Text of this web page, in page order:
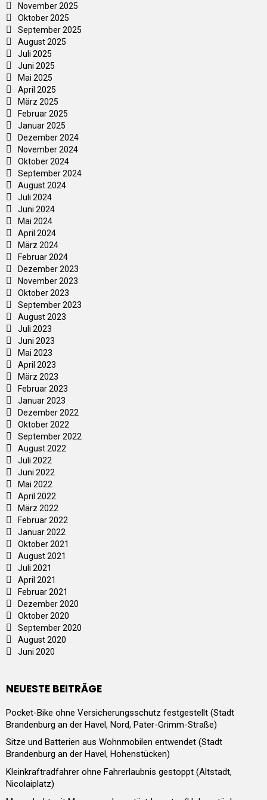
November 2025
Oktober 2025
September 2025
August 2025
Juli 2025
Juni 2025
Mai 2025
April 2025
März 2025
Februar 2025
Januar 2025
Dezember 2024
November 2024
Oktober 2024
September 2024
August 2024
Juli 2024
Juni 2024
Mai 2024
April 2024
März 2024
Februar 2024
Dezember 2023
November 2023
Oktober 2023
September 2023
August 2023
Juli 2023
Juni 2023
Mai 2023
April 2023
März 2023
Februar 2023
Januar 2023
Dezember 2022
Oktober 2022
September 2022
August 2022
Juli 2022
Juni 2022
Mai 2022
April 2022
März 2022
Februar 2022
Januar 2022
Oktober 2021
August 2021
Juli 2021
April 2021
Februar 2021
Dezember 2020
Oktober 2020
September 2020
August 2020
Juni 2020
NEUESTE BEITRÄGE
Pocket-Bike ohne Versicherungsschutz festgestellt (Stadt
Brandenburg an der Havel, Nord, Pater-Grimm-Straße)
Sitze und Batterien aus Wohnmobilen entwendet (Stadt
Brandenburg an der Havel, Hohenstücken)
Kleinkraftradfahrer ohne Fahrerlaubnis gestoppt (Altstadt,
Nicolaiplatz)